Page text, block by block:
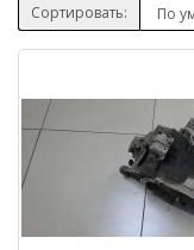
Сортировать: